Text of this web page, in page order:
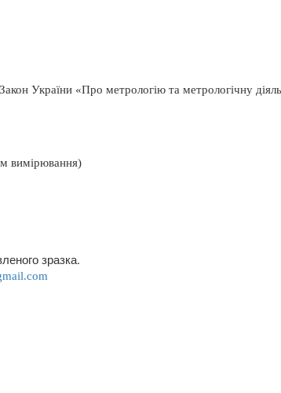
Закон України «Про метрологію та метрологічну
вимірювання)
зразка.
.com